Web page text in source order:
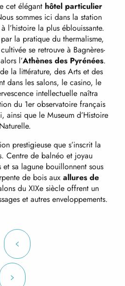
BIEN-ÊTRE
cet élégant hôtel particulier
sommes ici dans la station
l’histoire la plus éblouissante.
la pratique du thermalisme,
se retrouve à Bagnères-
l’Athènes des Pyrénées.
la littérature, des Arts et des
dans les salons, le casino, le
intellectuelle naîtra
du 1er observatoire français
ainsi que le Museum d’Histoire
Naturelle.
prestigieuse que s’inscrit la
Centre de balnéo et joyau
sa lagune bouillonnent sous
de bois aux allures de
du XIXe siècle offrent un
et autres enveloppements.